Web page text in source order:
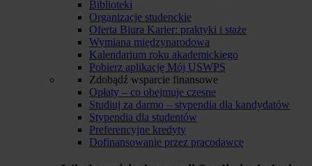
Biblioteki
Organizacje studenckie
Oferta Biura Karier: praktyki i staże
Wymiana międzynarodowa
Kalendarium roku akademickiego
Pobierz aplikację Mój USWPS
Zdobądź wsparcie finansowe
Opłaty – co obejmuje czesne
Studiuj za darmo – stypendia dla kandydatów
Stypendia dla studentów
Preferencyjne kredyty
Dofinansowanie przez pracodawcę